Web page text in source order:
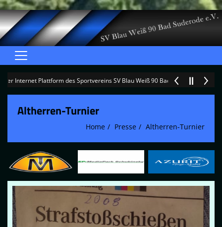
Verein
Fußball
BW90 Fanshop
Plattform des Sportvereins SV Blau Weiß 90 Bad Suderode e.V. +++
Altherren-Turnier
Home Presse Altherren-Turnier